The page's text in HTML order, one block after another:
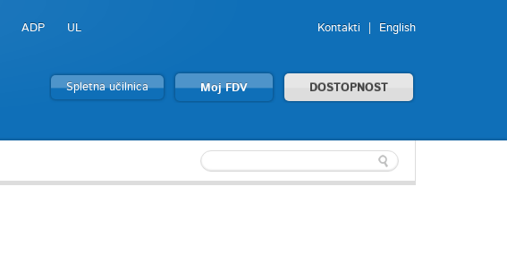
ADP UL Kontakti English
Spletna učilnica Moj FDV DOSTOPNOST